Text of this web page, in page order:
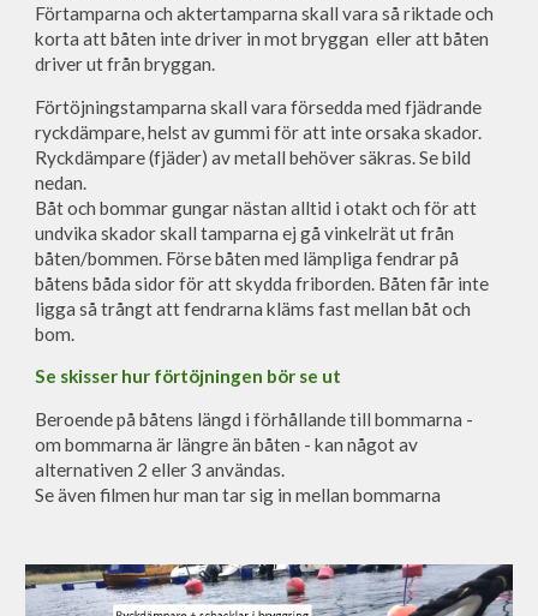
Förtamparna och aktertamparna skall vara så riktade och
korta att båten inte driver in mot bryggan eller att båten
driver ut från bryggan.
Förtöjningstamparna skall vara försedda med fjädrande
ryckdämpare, helst av gummi för att inte orsaka skador.
Ryckdämpare (fjäder) av metall behöver säkras. Se bild
nedan.
Båt och bommar gungar nästan alltid i otakt och för att
undvika skador skall tamparna ej gå vinkelrät ut från
båten/bommen. Förse båten med lämpliga fendrar på
båtens båda sidor för att skydda friborden. Båten får inte
ligga så trångt att fendrarna kläms fast mellan båt och
bom.
Se skisser hur förtöjningen bör se ut
Beroende på båtens längd i förhållande till bommarna -
om bommarna är längre än båten - kan något av
alternativen 2 eller 3 användas.
Se även filmen hur man tar sig in mellan bommarna